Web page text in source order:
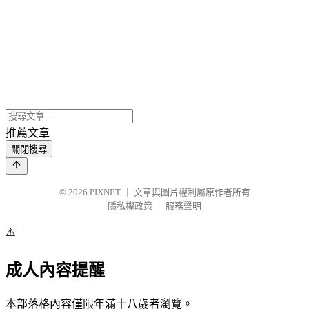
推薦文章
關閉搜尋
© 2026 PIXNET
文章與圖片權利屬原作者所有
隱私權政策
服務聲明
⚠️
成人內容提醒
本部落格內容僅限年滿十八歲者瀏覽。